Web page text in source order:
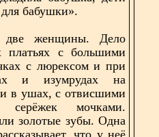
бабушки».
две женщины. Дело
с большими
с люрексом и при
и изумрудах на
в ушах, с отвисшими
мочками.
золотые зубы. Одна
что у неё